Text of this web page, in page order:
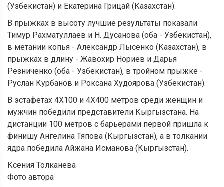
(Узбекистан) и Екатерина Грицай (Казахстан).
В прыжках в высоту лучшие результаты показали
Тимур Рахматуллаев и Н. Дусанова (оба - Узбекистан),
в метании копья - Александр Лысенко (Казахстан), в
прыжках в длину - Жавохир Нориев и Дарья
Резниченко (оба - Узбекистан), в тройном прыжке -
Руслан Курбанов и Роксана Худоярова (Узбекистан).
В эстафетах 4Х100 и 4Х400 метров среди женщин и
мужчин победили представители Кыргызстана. На
дистанции 100 метров с барьерами первой пришла к
финишу Ангелина Тяпова (Кыргызстан), а в толкании
ядра победила Айжана Исманова (Кыргызстан).
Ксения Толканева
Фото автора